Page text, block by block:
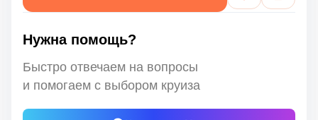
Нужна помощь?
Быстро отвечаем на вопросы
и помогаем с выбором круиза